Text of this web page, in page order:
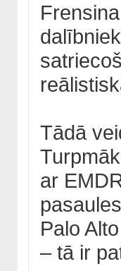
Tādā
ar
Palo
– tā ir